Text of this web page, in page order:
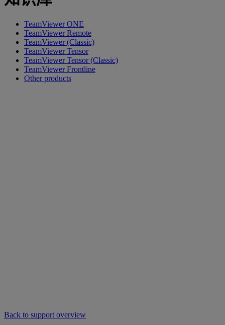
TeamViewer ONE
TeamViewer Remote
TeamViewer (Classic)
TeamViewer Tensor
TeamViewer Tensor (Classic)
TeamViewer Frontline
Other products
Back to support overview